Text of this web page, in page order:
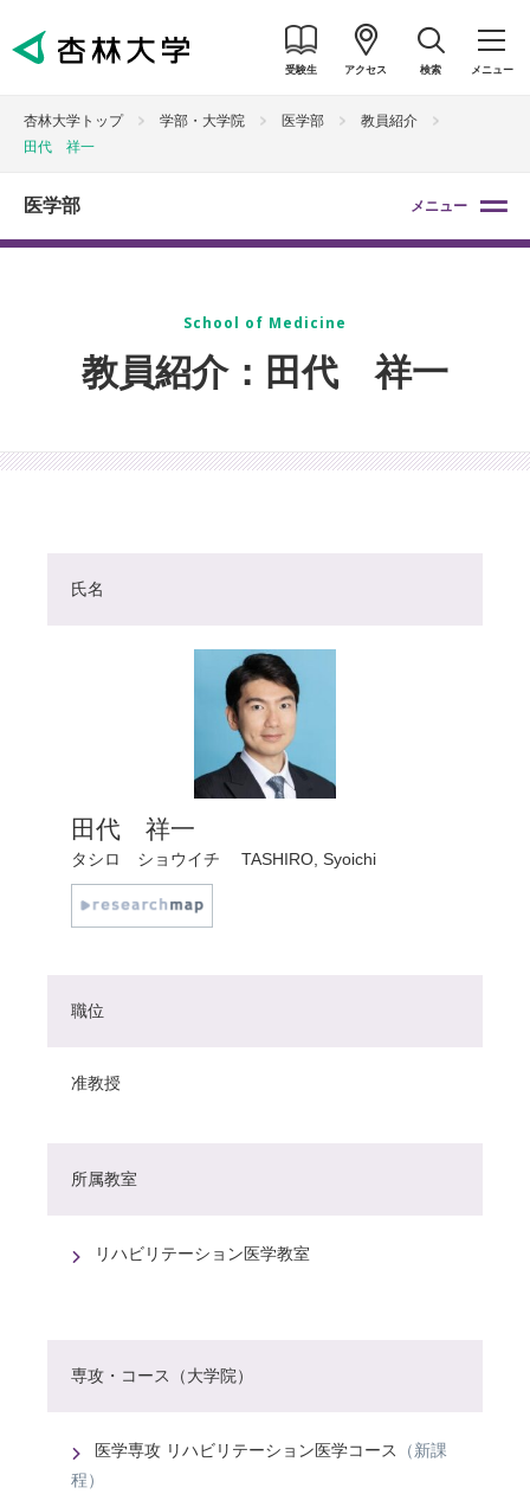
受験生 アクセス 検索 メニュー
杏林大学トップ 学部・大学院 医学部
教員紹介
田代 祥一
医学部 メニュー
School of Medicine
教員紹介：田代 祥一
氏名
田代 祥一
タシロ ショウイチ TASHIRO, Syoichi
職位
准教授
所属教室
リハビリテーション医学教室
専攻・コース（大学院）
医学専攻 リハビリテーション医学コース
（新課
程）